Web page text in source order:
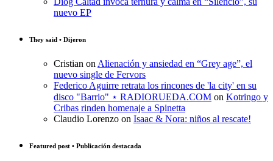
nuevo EP
They said • Dijeron
Cristian on Alienación y ansiedad en “Grey age”, el
nuevo single de Fervors
Federico Aguirre retrata los rincones de 'la city' en su
disco "Barrio" ⋆ RADIORUEDA.COM on Kotringo y
Cribas rinden homenaje a Spinetta
Claudio Lorenzo on Isaac & Nora: niños al rescate!
Featured post • Publicación destacada